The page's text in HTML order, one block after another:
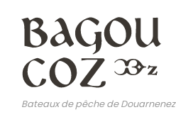
contenu
principal
Bateaux de pêche de Douarnenez